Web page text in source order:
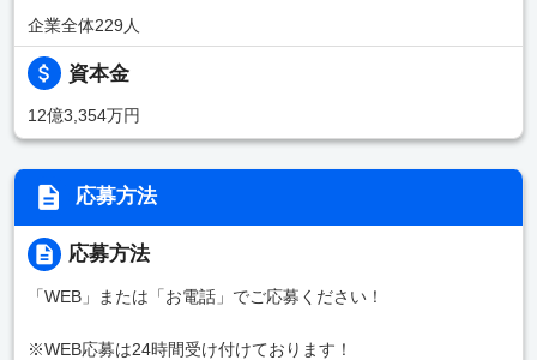
企業全体229人
資本金
12億3,354万円
応募方法
応募方法
「WEB」または「お電話」でご応募ください！
※WEB応募は24時間受け付けております！